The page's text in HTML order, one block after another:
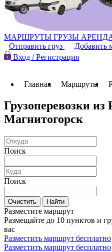
МАРШРУТЫ ГРУЗЫ
Отправить груз
Добавить
Вход / Регистрация
Главная Маршруты
Грузоперевозки из
Магнитогорск
Поиск
Поиск
Очистить Найти
Разместите маршрут
Размещайте до 10 пунктов и
вас
Разместить маршрут бесплатно
Разместить маршрут бесплатно